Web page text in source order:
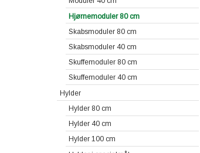
Hjørnemoduler 80 cm
Skabsmoduler 80 cm
Skabsmoduler 40 cm
Skuffemoduler 80 cm
Skuffemoduler 40 cm
Hylder
Hylder 80 cm
Hylder 40 cm
Hylder 100 cm